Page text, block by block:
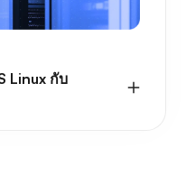
Linux กับ